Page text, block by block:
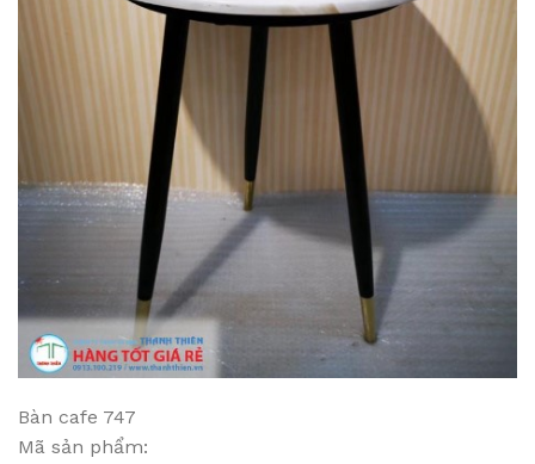
Bàn cafe 747
Mã sản phẩm: